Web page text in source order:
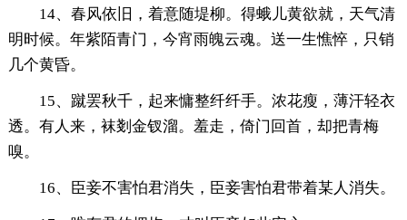
14、春风依旧，着意随堤柳。得蛾儿黄欲就，天气清
明时候。年紫陌青门，今宵雨魄云魂。送一生憔悴，只销
几个黄昏。
15、蹴罢秋千，起来慵整纤纤手。浓花瘦，薄汗轻衣
透。有人来，袜剗金钗溜。羞走，倚门回首，却把青梅
嗅。
16、臣妾不害怕君消失，臣妾害怕君带着某人消失。